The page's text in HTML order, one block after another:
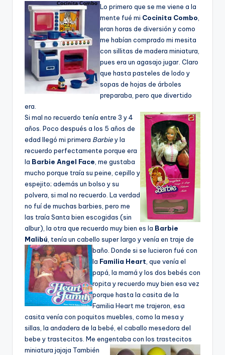
Lo primero que se me viene a la
mente fué mi Cocinita Combo
eran horas de diversión y como
me habí­an comprado mi mesita
con sillitas de madera miniatura,
pues era un agasajo jugar. Claro
que hasta pasteles de lodo y
sopas de hojas de árboles
preparaba, pero que divertido
era.
Si mal no recuerdo tení­a entre 3 y 4
años. Poco después a los 5 años de
edad llegó mi primera Barbiey la
recuerdo perfectamente porque era
la Barbie Angel Face , me gustaba
mucho porque traí­a su peine, cepillo y
espejito; además un bolso y su
polvera, si mal no recuerdo. La verdad
no fuí­ de muchas barbies, pero me
las traí­a Santa bien escogidas (sin
albur), la otra que recuerdo muy bien es la Barbie
Malibú , tení­a un cabello super largo y vení­a en traje de
baño. Donde si se lucieron fué con
la Familia Heart , que vení­a el
papá, la mamá y los dos bebés con
ropita y recuerdo muy bien esa vez
porque hasta la casita de la
Familia Heart me trajeron, esa
casita vení­a con poquitos muebles, como la mesa y
sillas, la andadera de la bebé, el caballo mesedora del
bebe y trastecitos. Me engentaba con los trastecitos
miniatura jajaja También